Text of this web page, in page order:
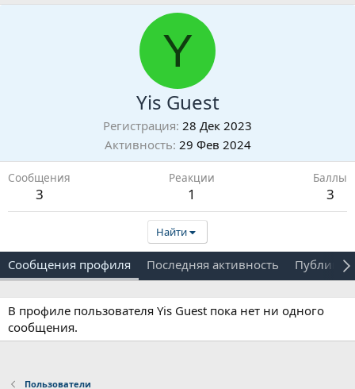
Y
Yis Guest
Регистрация 28 Дек 2023
Активность 29 Фев 2024
Сообщения
3
Реакции
1
Баллы
3
Найти
Сообщения профиля Последняя активность
В профиле пользователя Yis Guest пока нет ни одного
сообщения.
Пользователи